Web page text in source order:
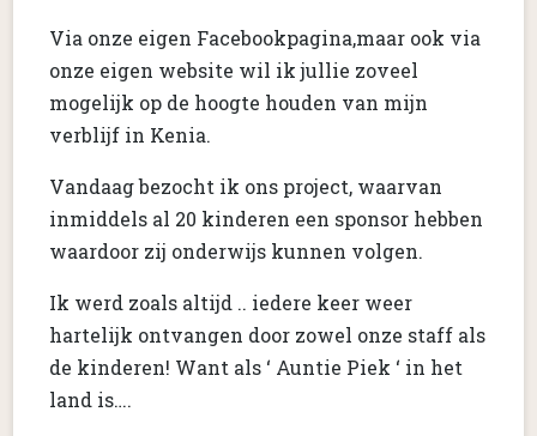
Via onze eigen Facebookpagina,maar ook via
onze eigen website wil ik jullie zoveel
mogelijk op de hoogte houden van mijn
verblijf in Kenia.
Vandaag bezocht ik ons project, waarvan
inmiddels al 20 kinderen een sponsor hebben
waardoor zij onderwijs kunnen volgen.
Ik werd zoals altijd .. iedere keer weer
hartelijk ontvangen door zowel onze staff als
de kinderen! Want als ‘ Auntie Piek ‘ in het
land is….